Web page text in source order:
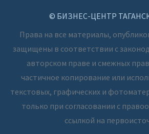
© БИЗНЕС-ЦЕНТР
Права на все материалы,
защищены в соответствии с
авторском праве и смежных
частичное копирование или
текстовых, графических и
только при согласовании с
ссылкой на